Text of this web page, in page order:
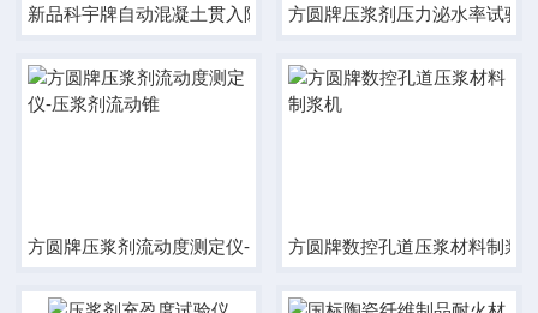
新品科宇牌自动混凝土贯入阻力仪 修改方圆牌压浆剂压力泌水率试验
方圆牌压浆剂流动度测定仪-压浆剂流动锥方圆牌数控孔道压浆材料制浆